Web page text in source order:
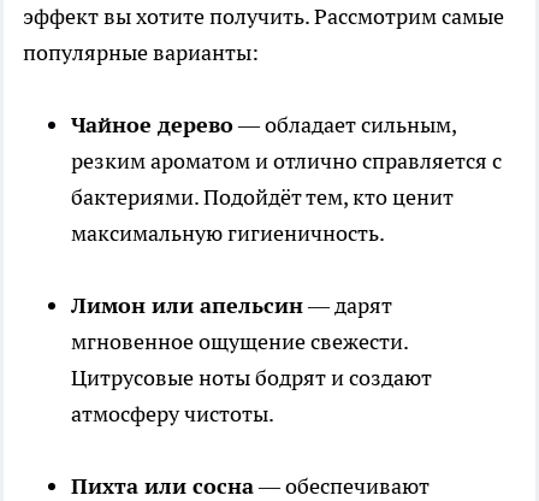
эффект вы хотите получить. Рассмотрим самые
популярные варианты:
Чайное дерево— обладает сильным,
резким ароматом и отлично справляется с
бактериями. Подойдёт тем, кто ценит
максимальную гигиеничность.
Лимон или апельсин— дарят
мгновенное ощущение свежести.
Цитрусовые ноты бодрят и создают
атмосферу чистоты.
Пихта или сосна— обеспечивают